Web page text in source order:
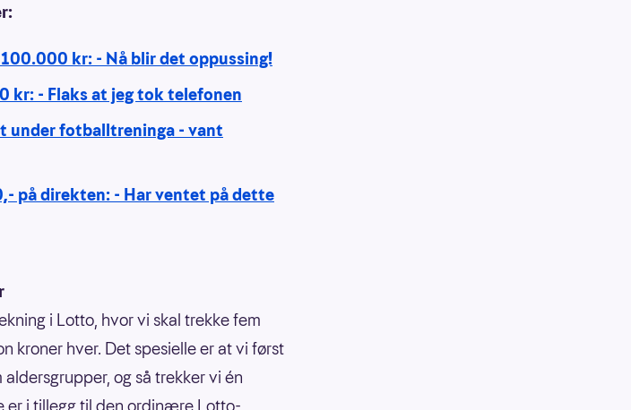
kr: - Nå blir det oppussing!
kr: - Flaks at jeg tok telefonen
under fotballtreninga - vant
på direkten: - Har ventet på dette
i Lotto, hvor vi skal trekke fem
kroner hver. Det spesielle er at vi først
og så trekker vi én